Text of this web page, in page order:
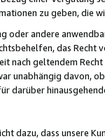
zu geben, die
oder andere
das
nach geltendem
unabhängig davon,
darüber
dazu, dass unsere